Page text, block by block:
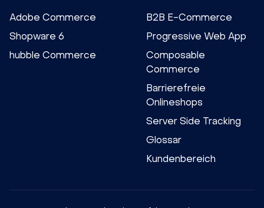
Adobe Commerce
Shopware 6
hubble Commerce
B2B E-Commerce
Progressive Web App
Composable
Commerce
Barrierefreie
Onlineshops
Server Side Tracking
Glossar
Kundenbereich